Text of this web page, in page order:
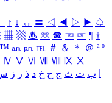
↑ ↓ ↔ 〓 ◁ ◀ ▷ ▶ ♤
▦ ▩ ♨ ☏ ☎ ☜ ☞ ¶ †
™ ㏂ ㏘ ℡ ＃ ＆ ＊ ＠ ª º
Ⅳ Ⅴ Ⅵ Ⅶ Ⅷ Ⅸ Ⅹ
ب ت ث ج ح خ د ذ ر ز